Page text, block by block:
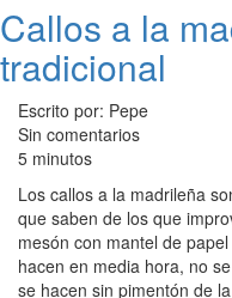
Callos a la
tradicional
Escrito por: Pepe
Sin comentarios
5 minutos
Los callos a la madrileña
que saben de los que
mesón con mantel de
hacen en media hora, no
se hacen sin pimentón de